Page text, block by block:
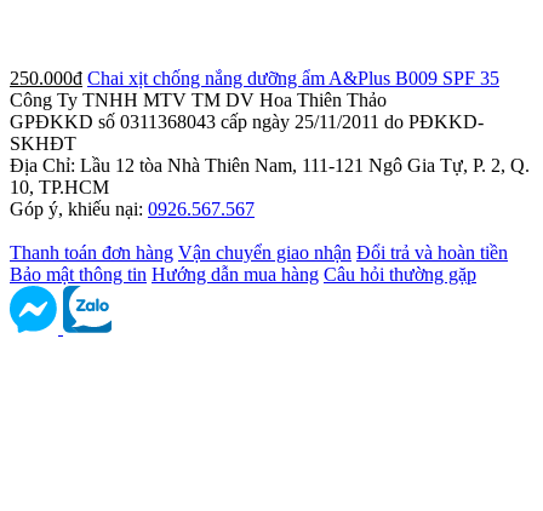
250.000đ Chai xịt chống nắng dưỡng ẩm A&Plus B009 SPF 35
Công Ty TNHH MTV TM DV Hoa Thiên Thảo
GPĐKKD số 0311368043 cấp ngày 25/11/2011 do PĐKKD-
SKHĐT
Địa Chỉ: Lầu 12 tòa Nhà Thiên Nam, 111-121 Ngô Gia Tự, P. 2, Q.
10, TP.HCM
Góp ý, khiếu nại: 0926.567.567
Thanh toán đơn hàng Vận chuyển giao nhận Đổi trả và hoàn tiền
Bảo mật thông tin Hướng dẫn mua hàng Câu hỏi thường gặp